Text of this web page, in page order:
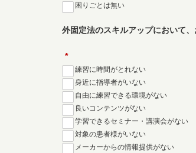
困りごとは無い
外固定法のスキルアップにおいて
*
練習に時間がとれない
身近に指導者がいない
自由に練習できる環境がない
良いコンテンツがない
学習できるセミナー・講演会がない
対象の患者様がいない
メーカーからの情報提供がない